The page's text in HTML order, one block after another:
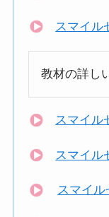
スマイル
教材の詳し
スマイル
スマイル
スマイ